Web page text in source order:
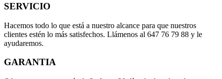
SERVICIO
Hacemos todo lo que está a nuestro alcance para que nuestros
clientes estén lo más satisfechos. Llámenos al 647 76 79 88 y le
ayudaremos.
GARANTIA